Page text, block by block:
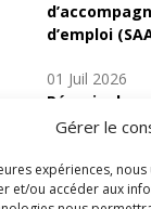
Gérer le
expériences,
et/ou accéder aux
d’emploi
01 Juil 2026
Pénurie du
indicateurs